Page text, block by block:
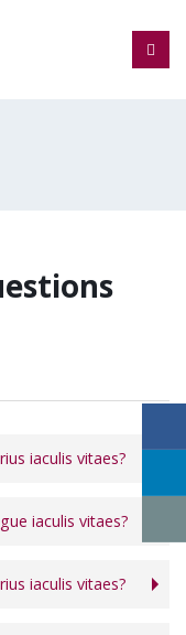
iaculis vitaes?
iaculis vitaes?
iaculis vitaes?